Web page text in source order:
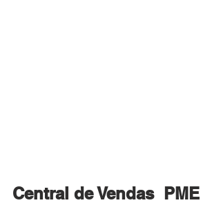
Central de Vendas  PME